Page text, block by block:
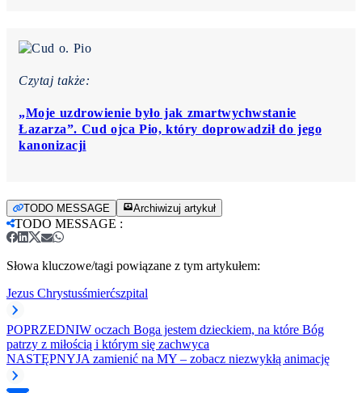
Czytaj także:
„Moje uzdrowienie było jak zmartwychwstanie
Łazarza”. Cud ojca Pio, który doprowadził do jego
kanonizacji
TODO MESSAGE Archiwizuj artykuł
TODO MESSAGE :
Słowa kluczowe/tagi powiązane z tym artykułem:
Jezus Chrystusśmierćszpital
POPRZEDNIW oczach Boga jestem dzieckiem, na które Bóg
patrzy z miłością i którym się zachwyca
NASTĘPNYJA zamienić na MY – zobacz niezwykłą animację